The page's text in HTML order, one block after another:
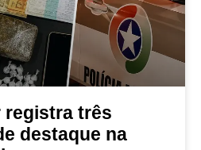
registra três
destaque na